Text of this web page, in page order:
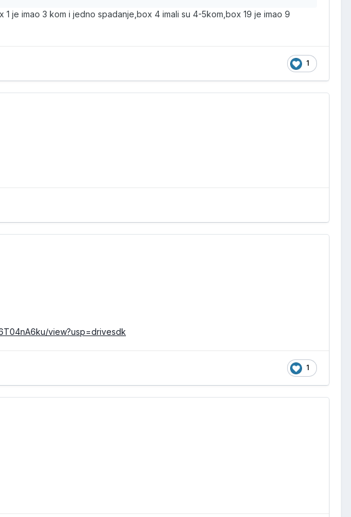
je imao 3 kom i jedno spadanje,box 4 imali su 4-5kom,box 19 je imao 9
1
view?usp=drivesdk
1